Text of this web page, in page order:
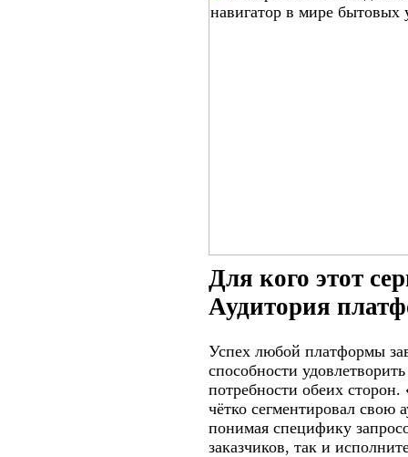
Для кого этот
Аудитория
Успех любой платформы
способности удовлетворить
потребности обеих
чётко сегментировал свою
понимая специфику
заказчиков, так и